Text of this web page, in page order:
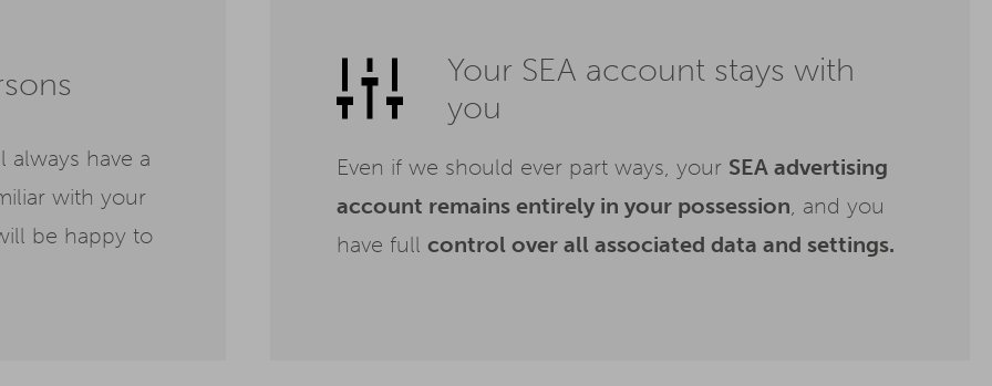
always have a
with your
be happy to
Your SEA account stays with
you
Even if we should ever part ways, your SEA advertising
account remains entirely in your possession , and you
have full control over all associated data and settings.